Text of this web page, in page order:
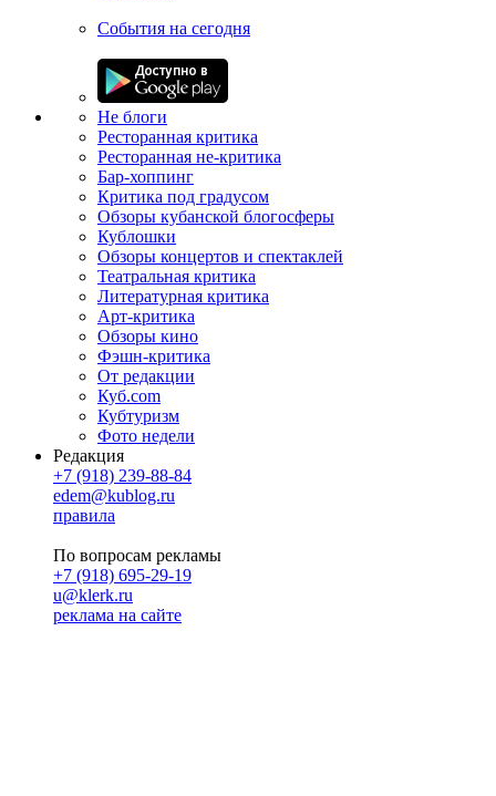
События на сегодня
Не блоги
Ресторанная критика
Ресторанная не-критика
Бар-хоппинг
Критика под градусом
Обзоры кубанской блогосферы
Кублошки
Обзоры концертов и спектаклей
Театральная критика
Литературная критика
Арт-критика
Обзоры кино
Фэшн-критика
От редакции
Куб.com
Кубтуризм
Фото недели
Редакция
+7 (918) 239-88-84
edem@kublog.ru
правила
По вопросам рекламы
+7 (918) 695-29-19
u@klerk.ru
реклама на сайте